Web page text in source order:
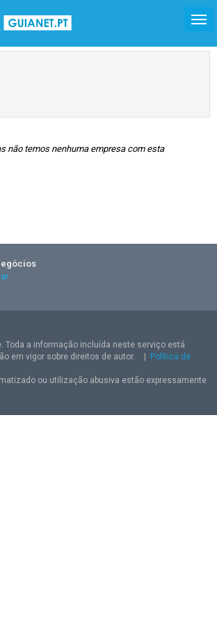
não temos nenhuma empresa com esta
Toda a informação incluída neste serviço está
em vigor sobre direitos de autor.
Política de
ou utilização abusiva estão expressamente